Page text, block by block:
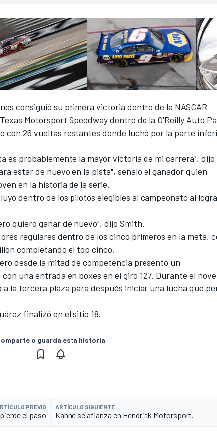
consiguió su primera victoria dentro de la NASCAR
Motorsport Speedway dentro de la O'Reilly Auto
con 26 vueltas restantes donde luchó por la parte
es probablemente la mayor victoria de mi carrera", dijo
estar de nuevo en la pista", señaló el ganador quien
en la historia de la serie.
dentro de los pilotos elegibles al campeonato al
quiero ganar de nuevo", dijo Smith.
regulares dentro de los cinco primeros en la meta,
completando el top cinco.
desde la mitad de competencia presentó un
una entrada en boxes en el giro 127. Durante el
la tercera plaza para después iniciar una lucha que
finalizó en el sitio 18.
o guarda esta historia
PREVIO
el paso
ARTÍCULO SIGUIENTE
Kahne se afianza en Hendrick Motorsport.